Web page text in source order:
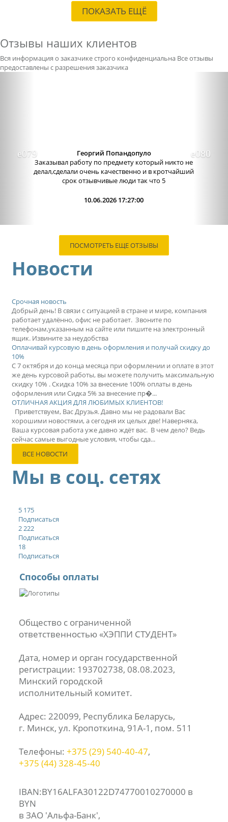
ПОКАЗАТЬ ЕЩЁ
Отзывы наших клиентов
Вся информация о заказчике строго конфиденциальна Все отзывы
предоставлены с разрешения заказчика
Отличный сервис, очень приятные
администраторы. Связь очень хорошо налажена,
поэтому можно узнавать новости о написании
работы. Сама...
09.06.2026 13:15:00
ПОСМОТРЕТЬ ЕЩЕ ОТЗЫВЫ
Новости
Срочная новость
Добрый день! В связи с ситуацией в стране и мире, компания
работает удалённо, офис не работает. Звоните по
телефонам,указанным на сайте или пишите на электронный
ящик. Извините за неудобства
Оплачивай курсовую в день оформления и получай скидку до
10%
С 7 октября и до конца месяца при оформлении и оплате в этот
же день курсовой работы, вы можете получить максимальную
скидку 10% . Скидка 10% за внесение 100% оплаты в день
оформления или Сидка 5% за внесение пр�...
ОТЛИЧНАЯ АКЦИЯ ДЛЯ ЛЮБИМЫХ КЛИЕНТОВ!
Приветствуем, Вас Друзья. Давно мы не радовали Вас
хорошими новостями, а сегодня их целых две! Наверняка,
Ваша курсовая работа уже давно ждёт вас. В чем дело? Ведь
сейчас самые выгодные условия, чтобы сда...
ВСЕ НОВОСТИ
Мы в соц. сетях
5 175
Подписаться
2 222
Подписаться
18
Подписаться
Способы оплаты
Общество с ограниченной
ответственностью «ХЭППИ СТУДЕНТ»
Дата, номер и орган государственной
регистрации: 193702738, 08.08.2023,
Минский городской
исполнительный комитет.
Адрес: 220099, Республика Беларусь,
г. Минск, ул. Кропоткина, 91А-1, пом. 511
Телефоны: +375 (29) 540‑40‑47,
+375 (44) 328‑45‑40
IBAN:BY16ALFA30122D74770010270000 в
BYN
в ЗАО 'Альфа-Банк',